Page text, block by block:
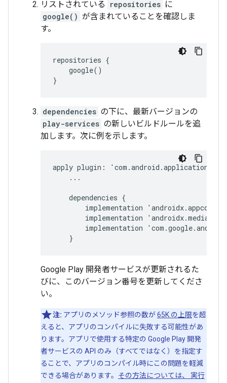
リストされている repositories に
google() が含まれていることを確認しま
す。
google()
}
dependencies の下に、最新バージョンの
play-services の新しいビルドルールを追
加します。次に例を示します。
apply plugin : ' com .android .application
...
dependencies {
implementation
' androidx.appcompat
implementation
' androidx.
implementation
' com .google.android
}
Google Play 開発者サービスが更新されるた
びに、このバージョン番号を更新してくださ
い。
注: アプリのメソッド参照の数が65K の上限を超
えると、アプリのコンパイルに失敗する可能性があ
ります。アプリで使用する特定の Google Play 開発
者サービスの API のみ（すべてではなく）を指定す
ることで、アプリのコンパイル時にこの問題を軽減
できる場合があります。 その方法については、 実行